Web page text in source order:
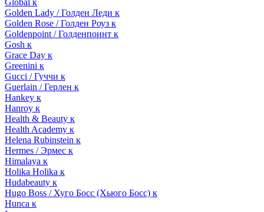
Global к
Golden Lady / Голден Леди к
Golden Rose / Голден Роуз к
Goldenpoint / Голденпоинт к
Gosh к
Grace Day к
Greenini к
Gucci / Гуччи к
Guerlain / Герлен к
Hankey к
Hanroy к
Health & Beauty к
Health Academy к
Helena Rubinstein к
Hermes / Эрмес к
Himalaya к
Holika Holika к
Hudabeauty к
Hugo Boss / Хуго Босс (Хьюго Босс) к
Hunca к